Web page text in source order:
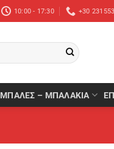
10:00 - 17:30 +30
ΜΠΆΛΕΣ – ΜΠΑΛΆΚΙΑ